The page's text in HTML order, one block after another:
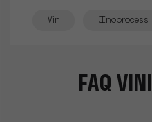
Vin Œnoprocess
FAQ